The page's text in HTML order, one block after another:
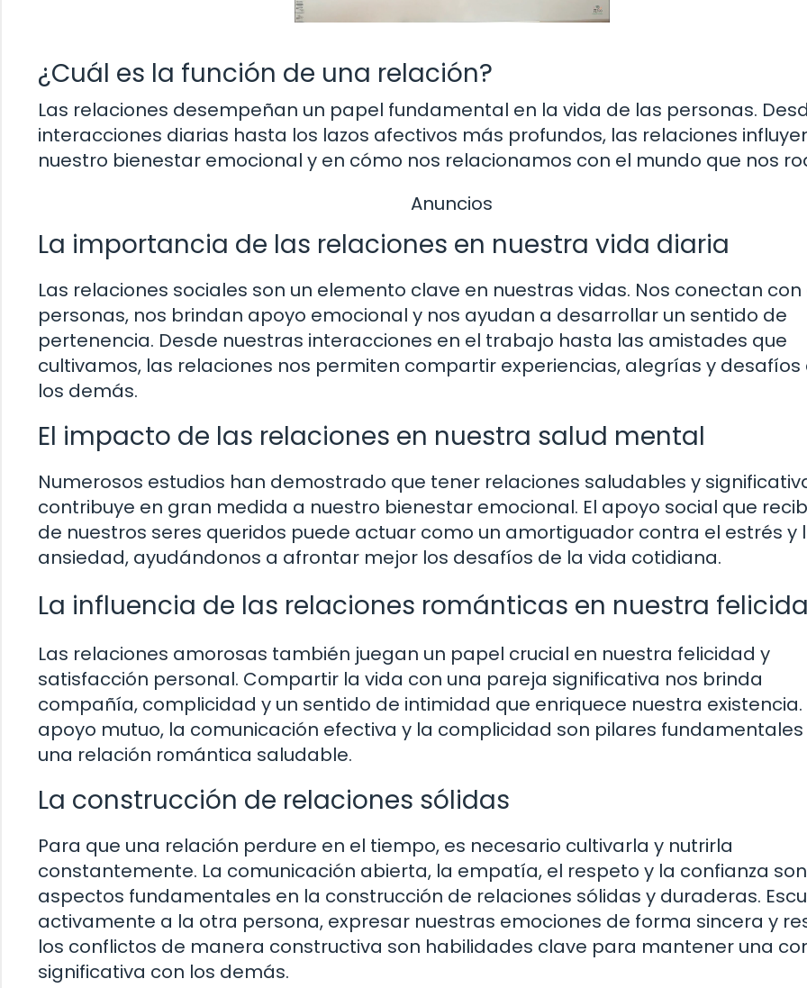
¿Cuál es la función de una relación?
Las relaciones desempeñan un papel fundamental en la vida de las personas.
interacciones diarias hasta los lazos afectivos más profundos, las relaciones
nuestro bienestar emocional y en cómo nos relacionamos con el mundo que nos
Anuncios
La importancia de las relaciones en nuestra vida diaria
Las relaciones sociales son un elemento clave en nuestras vidas. Nos conectan
personas, nos brindan apoyo emocional y nos ayudan a desarrollar un sentido de
pertenencia. Desde nuestras interacciones en el trabajo hasta las amistades que
cultivamos, las relaciones nos permiten compartir experiencias, alegrías y desafíos
los demás.
El impacto de las relaciones en nuestra salud mental
Numerosos estudios han demostrado que tener relaciones saludables y
contribuye en gran medida a nuestro bienestar emocional. El apoyo social que
de nuestros seres queridos puede actuar como un amortiguador contra el estrés y
ansiedad, ayudándonos a afrontar mejor los desafíos de la vida cotidiana.
La influencia de las relaciones románticas en nuestra
Las relaciones amorosas también juegan un papel crucial en nuestra felicidad y
satisfacción personal. Compartir la vida con una pareja significativa nos brinda
compañía, complicidad y un sentido de intimidad que enriquece nuestra existencia.
apoyo mutuo, la comunicación efectiva y la complicidad son pilares
una relación romántica saludable.
La construcción de relaciones sólidas
Para que una relación perdure en el tiempo, es necesario cultivarla y nutrirla
constantemente. La comunicación abierta, la empatía, el respeto y la confianza son
aspectos fundamentales en la construcción de relaciones sólidas y duraderas.
activamente a la otra persona, expresar nuestras emociones de forma sincera y
los conflictos de manera constructiva son habilidades clave para mantener una
significativa con los demás.